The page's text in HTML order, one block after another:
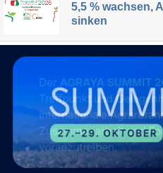
5,5 % wachsen,
sinken